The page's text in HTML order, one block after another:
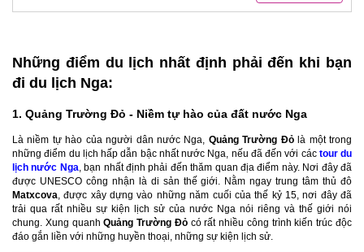
Những điểm du lịch nhất định phải đến khi bạn
đi du lịch Nga:
1. Quảng Trường Đỏ - Niềm tự hào của đất nước Nga
Là niềm tự hào của người dân nước Nga, Quảng Trường Đỏlà một trong
những điểm du lịch hấp dẫn bậc nhất nước Nga, nếu đã đến với các tour du
lịch nước Nga, bạn nhất định phải đến thăm quan địa điểm này. Nơi đây đã
được UNESCO công nhận là di sản thế giới. Nằm ngay trung tâm thủ đô
Matxcova, được xây dựng vào những năm cuối của thế kỷ 15, nơi đây đã
trải qua rất nhiều sự kiện lịch sử của nước Nga nói riêng và thế giới nói
chung. Xung quanhQuảng Trường Đỏcó rất nhiều công trình kiến trúc độc
đáo gắn liền với những huyền thoại, những sự kiện lịch sử.